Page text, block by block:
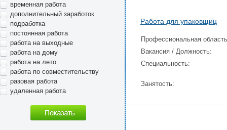
временная работа
дополнительный заработок
подработка
постоянная работа
работа на выходные
работа на дому
работа на лето
работа по совместительству
разовая работа
удаленная работа
Работа для упаковщиц
Профессиональная
Вакансия / Должность:
Специальность:
Занятость: